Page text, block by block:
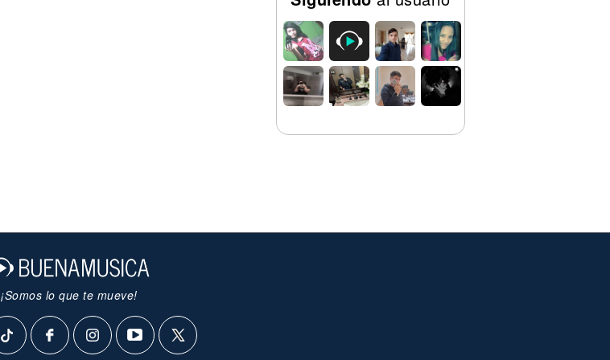
¡Somos lo que te mueve!